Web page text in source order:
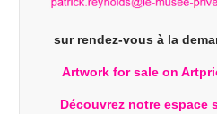
sur rendez-vous à la
Artwork for sale on
Découvrez notre espace